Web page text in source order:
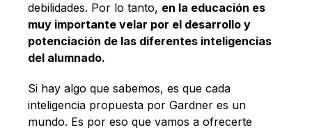
debilidades. Por lo tanto, en la educación es
muy importante velar por el desarrollo y
potenciación de las diferentes inteligencias
del alumnado.
Si hay algo que sabemos, es que cada
inteligencia propuesta por Gardner es un
mundo. Es por eso que vamos a ofrecerte